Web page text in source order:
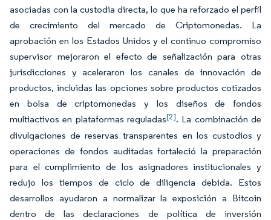
asociadas con la custodia directa, lo que ha reforzado el perfil
de crecimiento del mercado de Criptomonedas. La
aprobación en los Estados Unidos y el continuo compromiso
supervisor mejoraron el efecto de señalización para otras
jurisdicciones y aceleraron los canales de innovación de
productos, incluidas las opciones sobre productos cotizados
en bolsa de criptomonedas y los diseños de fondos
multiactivos en plataformas reguladas[2]. La combinación de
divulgaciones de reservas transparentes en los custodios y
operaciones de fondos auditadas fortaleció la preparación
para el cumplimiento de los asignadores institucionales y
redujo los tiempos de ciclo de diligencia debida. Estos
desarrollos ayudaron a normalizar la exposición a Bitcoin
dentro de las declaraciones de política de inversión